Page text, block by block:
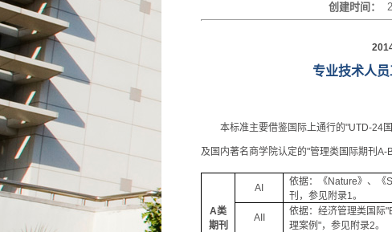
创建时间：
专业技术人
本标准主要借鉴国际上通行的"UTD-24
及国内著名商学院认定的"管理类国际期刊 A-
A类
期刊
AI
依据：《Nature》、《
刊，参见附录1。
AII
依据：经济管理类国际
理案例"，参见附录2。